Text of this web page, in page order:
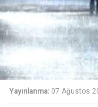
Yayınlanma: 07 Ağustos